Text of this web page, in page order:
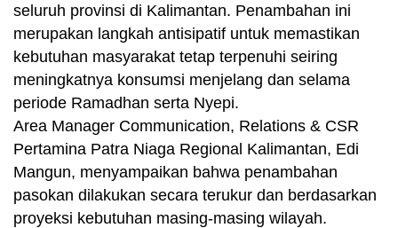
seluruh provinsi di Kalimantan. Penambahan ini
merupakan langkah antisipatif untuk memastikan
kebutuhan masyarakat tetap terpenuhi seiring
meningkatnya konsumsi menjelang dan selama
periode Ramadhan serta Nyepi.
Area Manager Communication, Relations & CSR
Pertamina Patra Niaga Regional Kalimantan, Edi
Mangun, menyampaikan bahwa penambahan
pasokan dilakukan secara terukur dan berdasarkan
proyeksi kebutuhan masing-masing wilayah.